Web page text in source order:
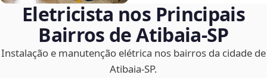
Eletricista nos Principais
Bairros de Atibaia‑SP
Instalação e manutenção elétrica nos bairros da cidade de
Atibaia‑SP.